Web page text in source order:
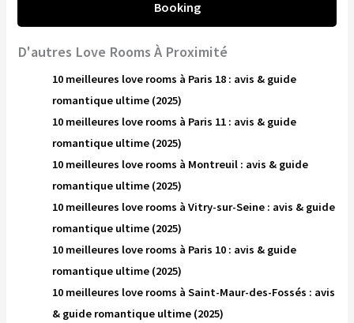
Booking
D'autres Love Rooms À Proximité
10 meilleures love rooms à Paris 18 : avis & guide
romantique ultime (2025)
10 meilleures love rooms à Paris 11 : avis & guide
romantique ultime (2025)
10 meilleures love rooms à Montreuil : avis & guide
romantique ultime (2025)
10 meilleures love rooms à Vitry-sur-Seine : avis & guide
romantique ultime (2025)
10 meilleures love rooms à Paris 10 : avis & guide
romantique ultime (2025)
10 meilleures love rooms à Saint-Maur-des-Fossés : avis
& guide romantique ultime (2025)